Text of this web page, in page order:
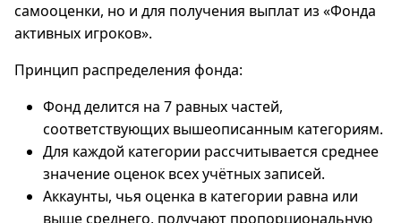
самооценки, но и для получения выплат из «Фонда
активных игроков».
Принцип распределения фонда:
Фонд делится на 7 равных частей,
соответствующих вышеописанным категориям.
Для каждой категории рассчитывается среднее
значение оценок всех учётных записей.
Аккаунты, чья оценка в категории равна или
выше среднего, получают пропорциональную